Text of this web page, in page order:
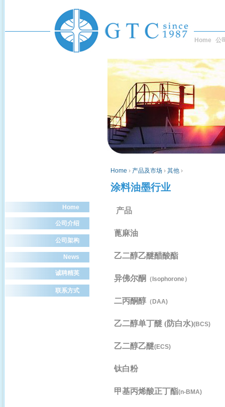
Home 公
Home › 产品及市场 › 其他 ›
涂料油墨行业
产品
蓖麻油
乙二醇乙醚醋酸酯
异佛尔酮 （Isophorone）
二丙酮醇 （DAA)
乙二醇单丁醚 (防白水)(BCS)
乙二醇乙醚(ECS)
钛白粉
甲基丙烯酸正丁酯(n-BMA)
Home
公司介绍
公司架构
News
诚聘精英
联系方式